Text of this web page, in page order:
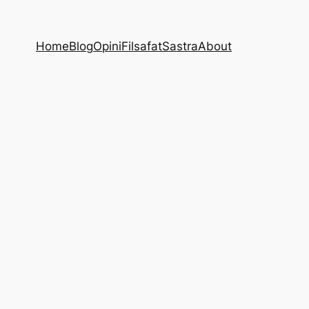
HomeBlogOpiniFilsafatSastraAbout